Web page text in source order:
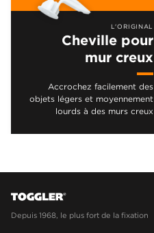
L'ORIGINAL
Cheville pour
mur creux
Accrochez facilement des
objets légers et moyennement
lourds à des murs creux
Depuis 1968, le plus fort de la fixation